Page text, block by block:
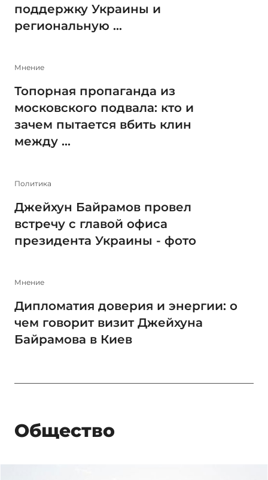
поддержку Украины и
региональную ...
Мнение
Топорная пропаганда из
московского подвала: кто и
зачем пытается вбить клин
между ...
Политика
Джейхун Байрамов провел
встречу с главой офиса
президента Украины - фото
Мнение
Дипломатия доверия и энергии: о
чем говорит визит Джейхуна
Байрамова в Киев
Общество